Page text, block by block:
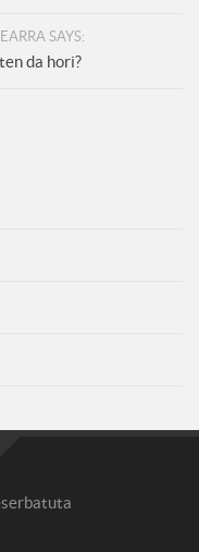
SAYS:
da hori?